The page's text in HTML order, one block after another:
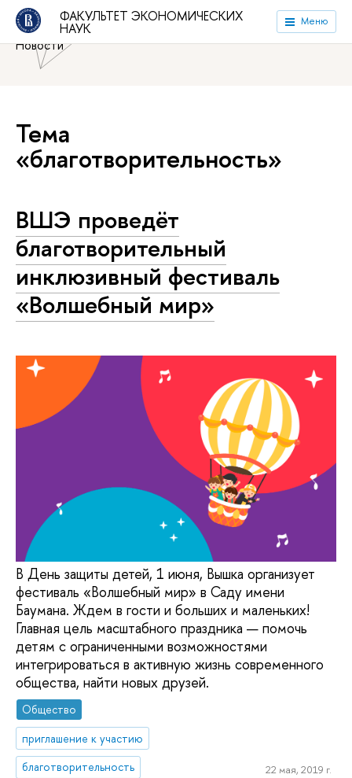
ФАКУЛЬТЕТ ЭКОНОМИЧЕСКИХ
НАУК Меню
Национальный исследовательский университет «Высшая
школа экономики»
Факультет экономических наук
Новости
Тема
«благотворительность»
ВШЭ проведёт
благотворительный
инклюзивный фестиваль
«Волшебный мир»
В День защиты детей, 1 июня, Вышка организует
фестиваль «Волшебный мир» в Саду имени
Баумана. Ждем в гости и больших и маленьких!
Главная цель масштабного праздника — помочь
детям с ограниченными возможностями
интегрироваться в активную жизнь современного
общества, найти новых друзей.
Общество
приглашение к участию
благотворительность
22 мая, 2019 г.